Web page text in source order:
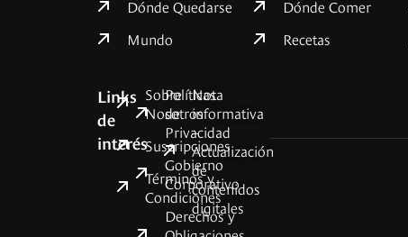
Dónde Quedarse
Mundo
Dónde Comer
Recetas
Links
de
interés
Sobre
Nosotros
Suscripciones
Términos y
Condiciones
Políticas
de
Privacidad
Gobierno
Corporativo
Derechos y
Nota
informativa
–
Actualización
de
contenidos
digitales